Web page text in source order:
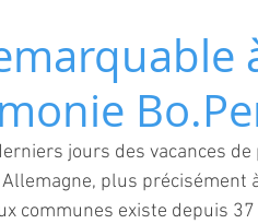
jours des vacances
plus précisément
communes existe depuis